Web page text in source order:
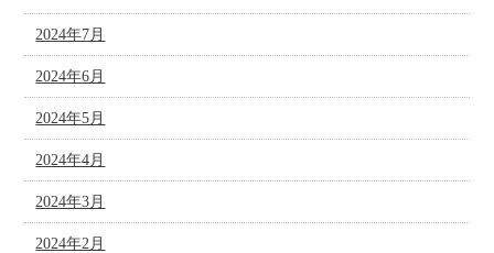
2024年7月
2024年6月
2024年5月
2024年4月
2024年3月
2024年2月